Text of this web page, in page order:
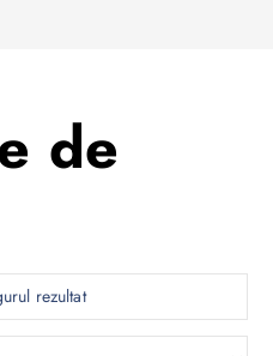
de
rezultat